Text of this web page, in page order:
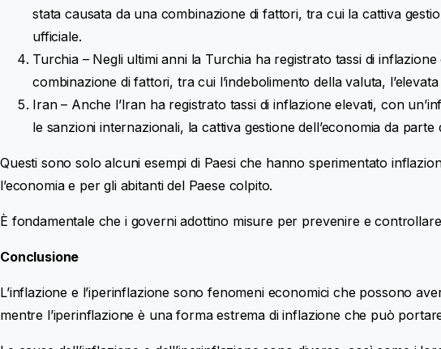
stata causata da una combinazione di fattori, tra cui la cattiva
ufficiale.
Turchia – Negli ultimi anni la Turchia ha registrato tassi di
combinazione di fattori, tra cui l’indebolimento della valuta,
Iran – Anche l’Iran ha registrato tassi di inflazione elevati, con
le sanzioni internazionali, la cattiva gestione dell’economia da
Questi sono solo alcuni esempi di Paesi che hanno sperimentato
l’economia e per gli abitanti del Paese colpito.
È fondamentale che i governi adottino misure per prevenire e
Conclusione
L’inflazione e l’iperinflazione sono fenomeni economici che possono
mentre l’iperinflazione è una forma estrema di inflazione che può